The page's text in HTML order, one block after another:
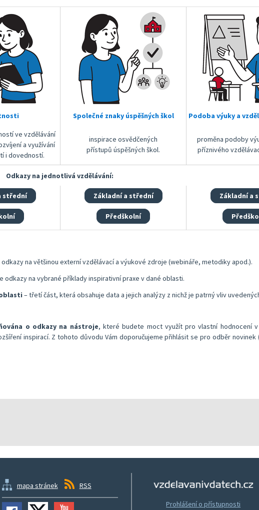
Společné znaky úspěšných škol Podoba výuky a
ve vzdělávání
a využívání
i dovedností.
inspirace osvědčených
přístupů úspěšných škol.
proměna podoby
příznivého
Odkazy na jednotlivá vzdělávání:
střední Základní a střední Základní a
Předškolní
na většinou externí vzdělávací a výukové zdroje (webináře, metodiky apod.).
odkazy na vybrané příklady inspirativní praxe v dané oblasti.
– třetí část, která obsahuje data a jejich analýzy z nichž je patrný vliv
o odkazy na nástroje, které budete moct využít pro vlastní hodnocení
inspirací. Z tohoto důvodu Vám doporučujeme přihlásit se pro odběr novinek
mapa stránek RSS
Prohlášení o přístupnosti